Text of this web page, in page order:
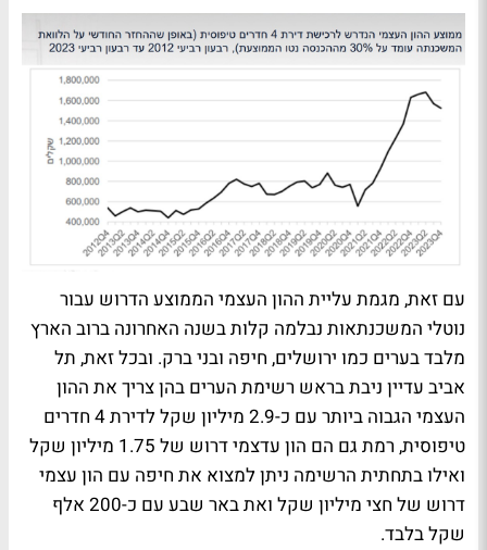
עם זאת, מגמת עליית ההון העצמי הממוצע הדרוש עבור
נוטלי המשכנתאות נבלמה קלות בשנה האחרונה ברוב הארץ
מלבד בערים כמו ירושלים, חיפה ובני ברק. ובכל זאת, תל
אביב עדיין ניבת בראש רשימת הערים בהן צריך את ההון
העצמי הגבוה ביותר עם כ-2.9 מיליון שקל לדירת 4 חדרים
טיפוסית, רמת גם הם הון עדצמי דרוש של 1.75 מיליון שקל
ואילו בתחתית הרשימה ניתן למצוא את חיפה עם הון עצמי
דרוש של חצי מיליון שקל ואת באר שבע עם כ-200 אלף
שקל בלבד.